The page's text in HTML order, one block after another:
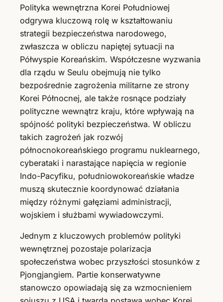
Polityka wewnętrzna Korei Południowej
odgrywa kluczową rolę w kształtowaniu
strategii bezpieczeństwa narodowego,
zwłaszcza w obliczu napiętej sytuacji na
Półwyspie Koreańskim. Współczesne wyzwania
dla rządu w Seulu obejmują nie tylko
bezpośrednie zagrożenia militarne ze strony
Korei Północnej, ale także rosnące podziały
polityczne wewnątrz kraju, które wpływają na
spójność polityki bezpieczeństwa. W obliczu
takich zagrożeń jak rozwój
północnokoreańskiego programu nuklearnego,
cyberataki i narastające napięcia w regionie
Indo-Pacyfiku, południowokoreańskie władze
muszą skutecznie koordynować działania
między różnymi gałęziami administracji,
wojskiem i służbami wywiadowczymi.
Jednym z kluczowych problemów polityki
wewnętrznej pozostaje polarizacja
społeczeństwa wobec przyszłości stosunków z
Pjongjangiem. Partie konserwatywne
stanowczo opowiadają się za wzmocnieniem